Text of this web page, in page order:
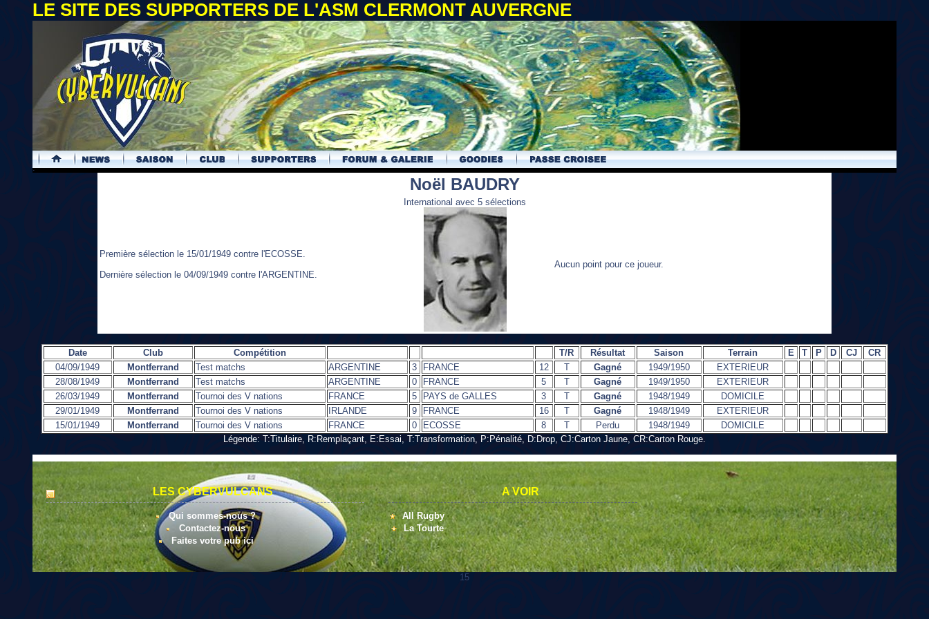
LE SITE DES SUPPORTERS DE L'ASM CLERMONT AUVERGNE
.
Noël BAUDRY
Première sélection le 15/01/1949 contre l'ECOSSE.
Dernière sélection le 04/09/1949 contre l'ARGENTINE.
International avec 5 sélections
Aucun point pour ce joueur.
Date Club Compétition T/R Résultat Saison Terrain E T P D CJ
CR
04/09/1949
Montferrand Test matchs ARGENTINE 3 FRANCE 12 T Gagné 1949/1950
EXTERIEUR
28/08/1949
Montferrand Test matchs ARGENTINE 0 FRANCE 5 T Gagné 1949/1950
EXTERIEUR
26/03/1949
Montferrand Tournoi des V nations FRANCE 5 PAYS de GALLES 3 T Gagné 1948/1949
DOMICILE
29/01/1949
Montferrand Tournoi des V nations IRLANDE 9 FRANCE 16 T Gagné 1948/1949
EXTERIEUR
15/01/1949
Montferrand Tournoi des V nations FRANCE 0 ECOSSE 8 T Perdu 1948/1949
DOMICILE
Légende: T:Titulaire, R:Remplaçant, E:Essai, T:Transformation, P:Pénalité, D:Drop, CJ:Carton Jaune, CR:Carton Rouge.
LES CYBERVULCANS
Qui sommes-nous ?
Contactez-nous
Faites votre pub ici
A VOIR
All Rugby
La Tourte
15